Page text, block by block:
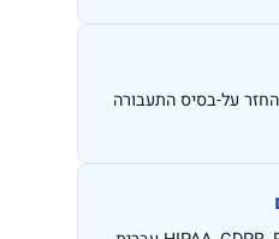
על-בסיס התעבורה